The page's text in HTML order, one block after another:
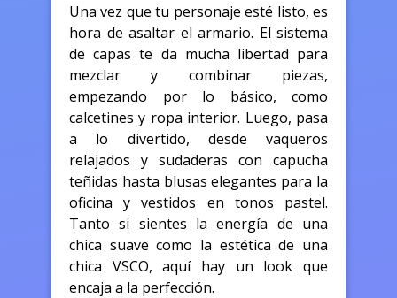
Una vez que tu personaje esté listo, es
hora de asaltar el armario. El sistema
de capas te da mucha libertad para
mezclar y combinar piezas,
empezando por lo básico, como
calcetines y ropa interior. Luego, pasa
a lo divertido, desde vaqueros
relajados y sudaderas con capucha
teñidas hasta blusas elegantes para la
oficina y vestidos en tonos pastel.
Tanto si sientes la energía de una
chica suave como la estética de una
chica VSCO, aquí hay un look que
encaja a la perfección.